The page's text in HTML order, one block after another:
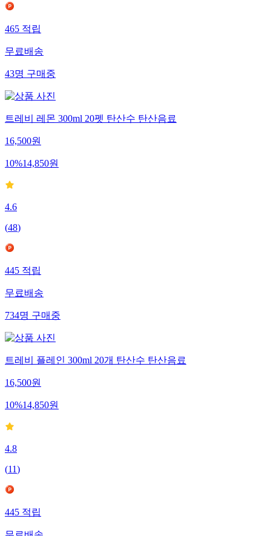
465적립
무료배송
43명구매중
트레비 레몬 300ml 20펫 탄산수 탄산음료
16,500원
10%14,850원
4.6
(48)
445적립
무료배송
734명구매중
트레비 플레인 300ml 20개 탄산수 탄산음료
16,500원
10%14,850원
4.8
(11)
445적립